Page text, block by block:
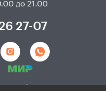
до 21.00
27-07